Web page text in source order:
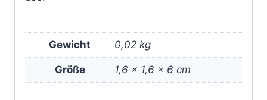
Gewicht 0,02 kg
Größe 1,6 × 1,6 × 6 cm